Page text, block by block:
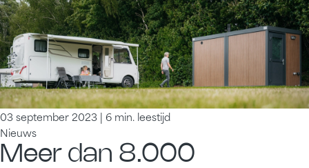
03 september 2023 | 6 min. leestijd
Nieuws
Meer dan 8.000